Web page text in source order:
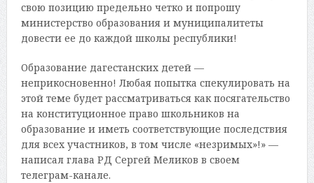
свою позицию предельно четко и попрошу
министерство образования и муниципалитеты
довести ее до каждой школы республики!
Образование дагестанских детей —
неприкосновенно! Любая попытка спекулировать на
этой теме будет рассматриваться как посягательство
на конституционное право школьников на
образование и иметь соответствующие последствия
для всех участников, в том числе «незримых»!» —
написал глава РД Сергей Меликов в своем
телеграм-канале.